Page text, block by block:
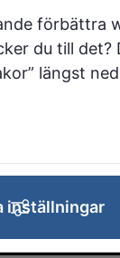
förbättra
du till det?
längst
inställningar